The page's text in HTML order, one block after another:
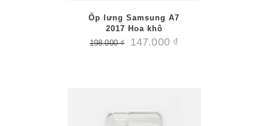
Ốp lưng Samsung A7
2017 Hoa khô
198.000₫ 147.000 ₫